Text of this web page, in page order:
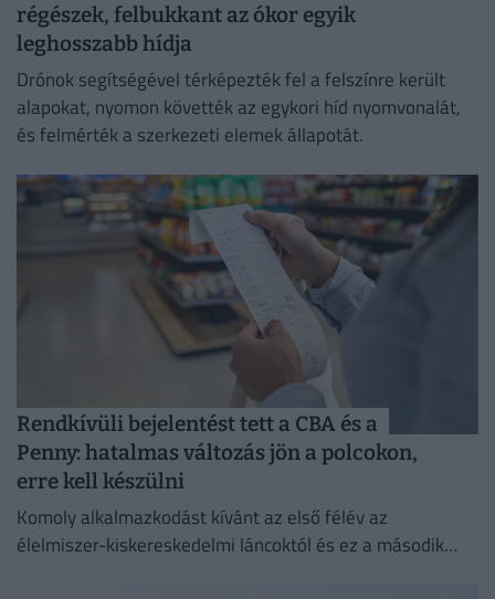
régészek, felbukkant az ókor egyik
leghosszabb hídja
Drónok segítségével térképezték fel a felszínre került
alapokat, nyomon követték az egykori híd nyomvonalát,
és felmérték a szerkezeti elemek állapotát.
Rendkívüli bejelentést tett a CBA és a
Penny: hatalmas változás jön a polcokon,
erre kell készülni
Komoly alkalmazkodást kívánt az első félév az
élelmiszer-kiskereskedelmi láncoktól és ez a második